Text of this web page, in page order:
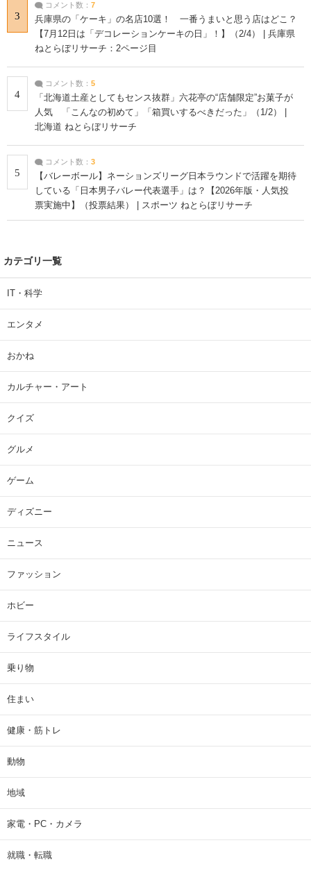
3
コメント数： 7
兵庫県の「ケーキ」の名店10選！ 一番うまいと思う店はどこ？
【7月12日は「デコレーションケーキの日」！】（2/4） | 兵庫県
ねとらぼリサーチ：2ページ目
4
コメント数： 5
「北海道土産としてもセンス抜群」六花亭の“店舗限定”お菓子が
人気 「こんなの初めて」「箱買いするべきだった」（1/2） |
北海道 ねとらぼリサーチ
5
コメント数： 3
【バレーボール】ネーションズリーグ日本ラウンドで活躍を期待
している「日本男子バレー代表選手」は？【2026年版・人気投
票実施中】（投票結果） | スポーツ ねとらぼリサーチ
カテゴリ一覧
IT・科学
エンタメ
おかね
カルチャー・アート
クイズ
グルメ
ゲーム
ディズニー
ニュース
ファッション
ホビー
ライフスタイル
乗り物
住まい
健康・筋トレ
動物
地域
家電・PC・カメラ
就職・転職